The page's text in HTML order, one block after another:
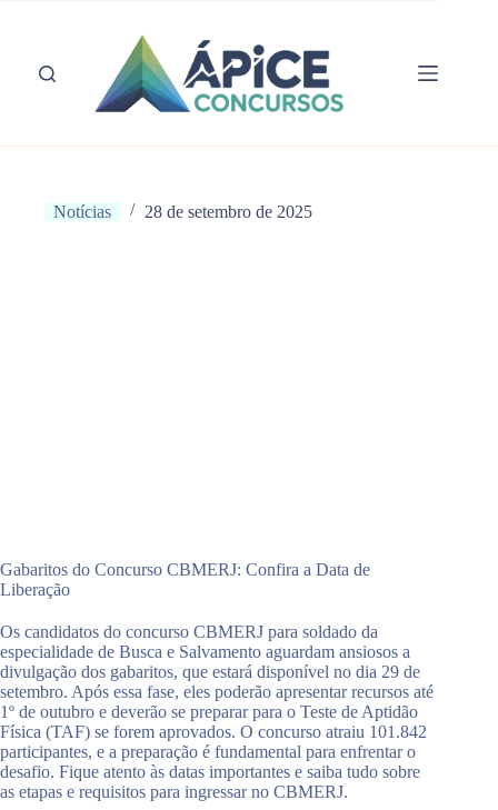
conteúdo
Notícias 28 de setembro de 2025
Gabaritos do Concurso CBMERJ: Confira a Data de
Liberação
Os candidatos do concurso CBMERJ para soldado da
especialidade de Busca e Salvamento aguardam ansiosos a
divulgação dos gabaritos, que estará disponível no dia 29 de
setembro. Após essa fase, eles poderão apresentar recursos até
1º de outubro e deverão se preparar para o Teste de Aptidão
Física (TAF) se forem aprovados. O concurso atraiu 101.842
participantes, e a preparação é fundamental para enfrentar o
desafio. Fique atento às datas importantes e saiba tudo sobre
as etapas e requisitos para ingressar no CBMERJ.